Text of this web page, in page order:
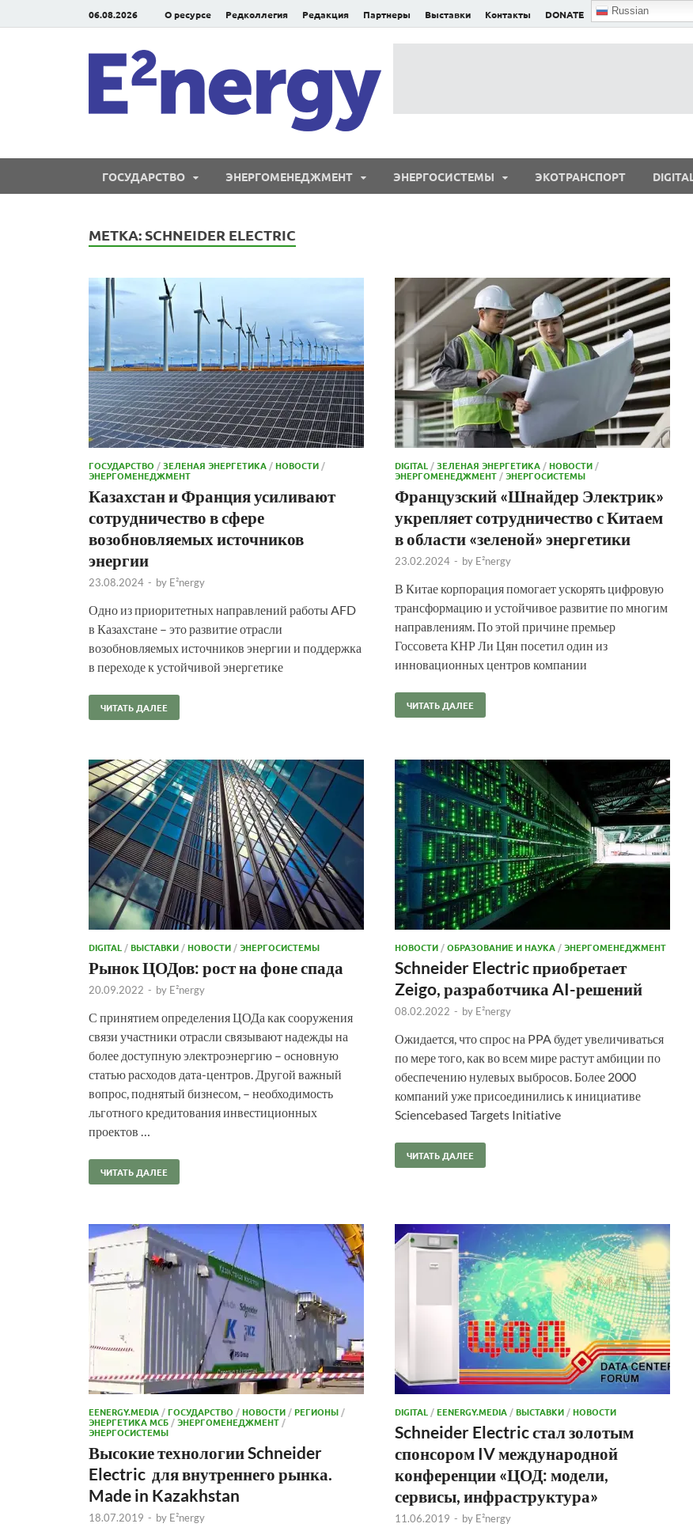
06.08.2026 О ресурсе Редколлегия Редакция Партнеры Выставки Контакты DONATE Russian
ГОСУДАРСТВО ЭНЕРГОМЕНЕДЖМЕНТ ЭНЕРГОСИСТЕМЫ ЭКОТРАНСПОРТ DIGITAL
МЕТКА: SCHNEIDER ELECTRIC
ГОСУДАРСТВО /ЗЕЛЕНАЯ ЭНЕРГЕТИКА /НОВОСТИ /
ЭНЕРГОМЕНЕДЖМЕНТ
Казахстан и Франция усиливают
сотрудничество в сфере
возобновляемых источников
энергии
23.08.2024 - by E²nergy
Одно из приоритетных направлений работы AFD
в Казахстане – это развитие отрасли
возобновляемых источников энергии и поддержка
в переходе к устойчивой энергетике
ЧИТАТЬ ДАЛЕЕ
DIGITAL /ЗЕЛЕНАЯ ЭНЕРГЕТИКА /НОВОСТИ /
ЭНЕРГОМЕНЕДЖМЕНТ /ЭНЕРГОСИСТЕМЫ
Французский «Шнайдер Электрик»
укрепляет сотрудничество с Китаем
в области «зеленой» энергетики
23.02.2024 - by E²nergy
В Китае корпорация помогает ускорять цифровую
трансформацию и устойчивое развитие по многим
направлениям. По этой причине премьер
Госсовета КНР Ли Цян посетил один из
инновационных центров компании
ЧИТАТЬ ДАЛЕЕ
DIGITAL /ВЫСТАВКИ /НОВОСТИ /ЭНЕРГОСИСТЕМЫ
Рынок ЦОДов: рост на фоне спада
20.09.2022 - by E²nergy
С принятием определения ЦОДа как сооружения
связи участники отрасли связывают надежды на
более доступную электроэнергию – основную
статью расходов дата-центров. Другой важный
вопрос, поднятый бизнесом, – необходимость
льготного кредитования инвестиционных
проектов …
ЧИТАТЬ ДАЛЕЕ
НОВОСТИ /ОБРАЗОВАНИЕ И НАУКА /ЭНЕРГОМЕНЕДЖМЕНТ
Schneider Electric приобретает
Zeigo, разработчика AI-решений
08.02.2022 - by E²nergy
Ожидается, что спрос на PPA будет увеличиваться
по мере того, как во всем мире растут амбиции по
обеспечению нулевых выбросов. Более 2000
компаний уже присоединились к инициативе
Sciencebased Targets Initiative
ЧИТАТЬ ДАЛЕЕ
EENERGY.MEDIA /ГОСУДАРСТВО /НОВОСТИ /РЕГИОНЫ /
ЭНЕРГЕТИКА МСБ /ЭНЕРГОМЕНЕДЖМЕНТ /
ЭНЕРГОСИСТЕМЫ
Высокие технологии Schneider
Electric для внутреннего рынка.
Made in Kazakhstan
18.07.2019 - by E²nergy
DIGITAL /EENERGY.MEDIA /ВЫСТАВКИ /НОВОСТИ
Schneider Electric стал золотым
спонсором IV международной
конференции «ЦОД: модели,
сервисы, инфраструктура»
11.06.2019 - by E²nergy